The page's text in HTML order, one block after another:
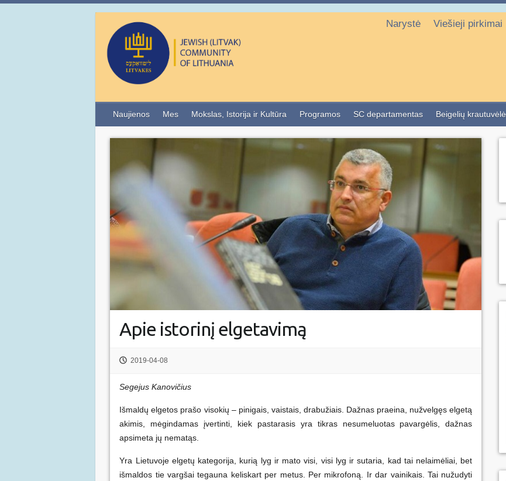
Narystė Viešieji pirkimai
Naujienos Mes Mokslas, Istorija ir Kultūra Programos SC departamentas Beigelių krautuvėlė
Apie istorinį elgetavimą
2019-04-08
Segejus Kanovičius
Išmaldų elgetos prašo visokių – pinigais, vaistais, drabužiais. Dažnas praeina, nužvelgęs elgetą
akimis, mėgindamas įvertinti, kiek pastarasis yra tikras nesumeluotas pavargėlis, dažnas
apsimeta jų nematąs.
Yra Lietuvoje elgetų kategorija, kurią lyg ir mato visi, visi lyg ir sutaria, kad tai nelaimėliai, bet
išmaldos tie vargšai tegauna keliskart per metus. Per mikrofoną. Ir dar vainikais. Tai nužudyti